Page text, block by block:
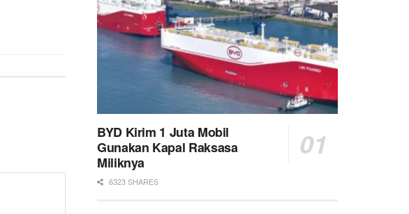
BYD Kirim 1 Juta Mobil
Gunakan Kapal Raksasa
Miliknya
6323 SHARES